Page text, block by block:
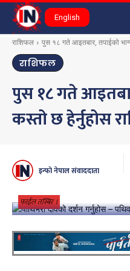
English
राशिफल पुस १८ गते आइतबार, तपाईको
राशिफल
पुस १८ गते
कस्तो छ हेर्नुहोस
इन्फो नेपाल संवाददाता
फाईल तस्बिर ।